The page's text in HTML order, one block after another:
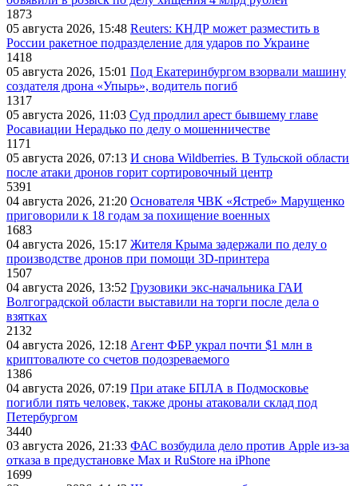
1873
05 августа 2026, 15:48 Reuters: КНДР может разместить в
России ракетное подразделение для ударов по Украине
1418
05 августа 2026, 15:01 Под Екатеринбургом взорвали машину
создателя дрона «Упырь», водитель погиб
1317
05 августа 2026, 11:03 Суд продлил арест бывшему главе
Росавиации Нерадько по делу о мошенничестве
1171
05 августа 2026, 07:13 И снова Wildberries. В Тульской области
после атаки дронов горит сортировочный центр
5391
04 августа 2026, 21:20 Основателя ЧВК «Ястреб» Марущенко
приговорили к 18 годам за похищение военных
1683
04 августа 2026, 15:17 Жителя Крыма задержали по делу о
производстве дронов при помощи 3D‑принтера
1507
04 августа 2026, 13:52 Грузовики экс-начальника ГАИ
Волгоградской области выставили на торги после дела о
взятках
2132
04 августа 2026, 12:18 Агент ФБР украл почти $1 млн в
криптовалюте со счетов подозреваемого
1386
04 августа 2026, 07:19 При атаке БПЛА в Подмосковье
погибли пять человек, также дроны атаковали склад под
Петербургом
3440
03 августа 2026, 21:33 ФАС возбудила дело против Apple из-за
отказа в предустановке Max и RuStore на iPhone
1699